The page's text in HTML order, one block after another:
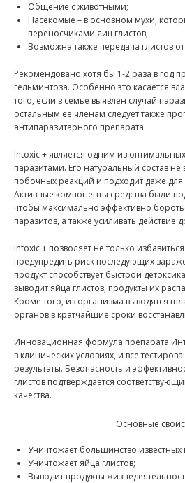
Общение с животными;
Насекомые – в основном мухи,
переносчиками яиц глистов;
Возможна также передача глистов
Рекомендовано хотя бы 1-2 раза в год
гельминтоза. Особенно это касается
того, если в семье выявлен случай
остальным ее членам следует также
антипаразитарного препарата.
Intoxic + является одним из
паразитами. Его натуральный состав не
побочных реакций и подходит даже
Активные компоненты средства были
чтобы максимально эффективно
паразитов, а также усиливать действие
Intoxic + позволяет не только
предупредить риск последующих
продукт способствует быстрой
выводит яйца глистов, продукты их
Кроме того, из организма выводятся
органов в кратчайшие сроки
Инновационная формула препарата
в клинических условиях, и все
результаты. Безопасность и
глистов подтверждается
качества.
Основные
Уничтожает большинство известных
Уничтожает яйца глистов;
Выводит продукты